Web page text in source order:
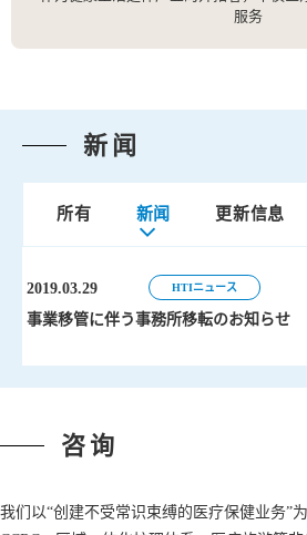
服务
新闻
所有 新闻 更新信息
2019.03.29 HTIニュース
事業移管に伴う事務所移転のお知らせ
2019.03.29 HTIニュース
事業移管に伴う事務所移転のお知らせ
咨询
我们以“创建不受常识束缚的医疗保健业务”